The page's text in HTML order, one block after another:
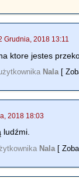
Grudnia, 2018 13:11
ktore jestes
Nala [
2018 18:03
ludźmi.
Nala [